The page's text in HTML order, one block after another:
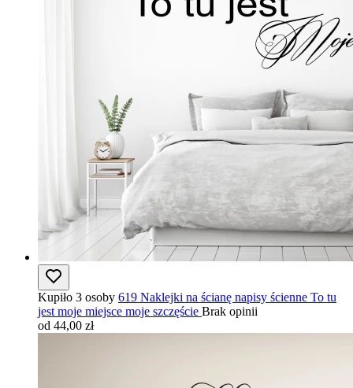
Kupiło 3 osoby 619 Naklejki na ścianę napisy ścienne To tu
jest moje miejsce moje szczęście Brak opinii
od 44,00 zł